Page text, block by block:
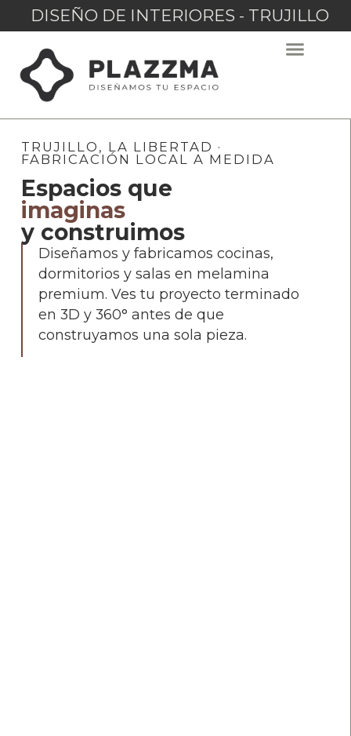
DISEÑO DE INTERIORES - TRUJILLO
TRUJILLO, LA LIBERTAD ·
FABRICACIÓN LOCAL A MEDIDA
Espacios que
imaginas
y construimos
Diseñamos y fabricamos cocinas,
dormitorios y salas en melamina
premium. Ves tu proyecto terminado
en 3D y 360° antes de que
construyamos una sola pieza.